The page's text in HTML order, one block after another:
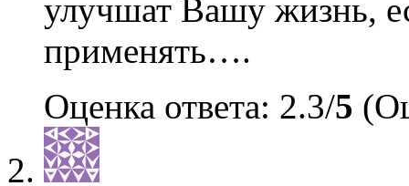
улучшат Вашу жизнь,
применять….
Оценка ответа: 2.3/5